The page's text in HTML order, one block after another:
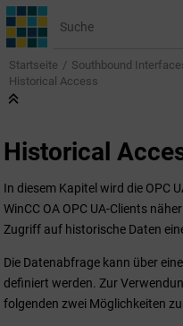
Springe zum Hauptinhalt
Startseite Southbound
Historical Access
Historical
In diesem Kapitel wird die OPC
WinCC OA OPC UA-Clients
Zugriff auf historische Daten
Die Datenabfrage kann über
definiert werden. Zur
folgenden zwei Möglichkeiten